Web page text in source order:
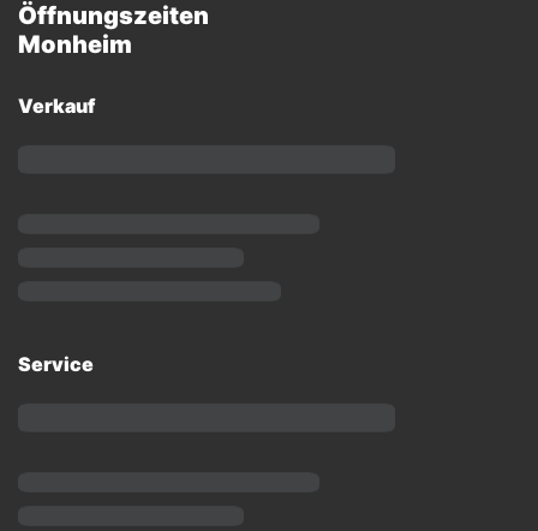
Öffnungszeiten
Monheim
Verkauf
Service